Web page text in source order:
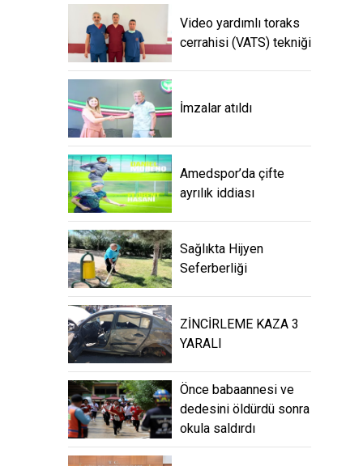
Video yardımlı toraks
cerrahisi (VATS) tekniği
İmzalar atıldı
Amedspor’da çifte
ayrılık iddiası
Sağlıkta Hijyen
Seferberliği
ZİNCİRLEME KAZA 3
YARALI
Önce babaannesi ve
dedesini öldürdü sonra
okula saldırdı